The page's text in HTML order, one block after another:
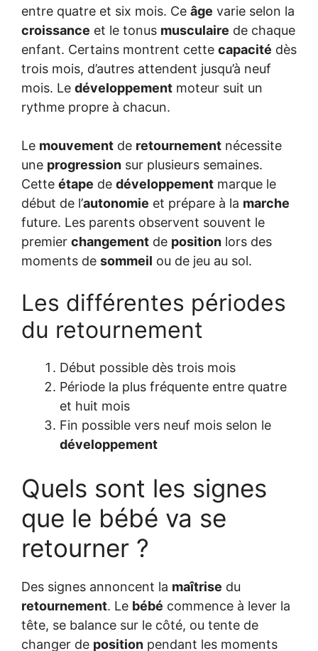
entre quatre et six mois. Ce âge varie selon la
croissance et le tonus musculaire de chaque
enfant. Certains montrent cette capacité dès
trois mois, d’autres attendent jusqu’à neuf
mois. Le développement moteur suit un
rythme propre à chacun.
Le mouvement de retournement nécessite
une progression sur plusieurs semaines.
Cette étape de développement marque le
début de l’autonomie et prépare à la marche
future. Les parents observent souvent le
premier changement de position lors des
moments de sommeil ou de jeu au sol.
Les différentes périodes
du retournement
Début possible dès trois mois
Période la plus fréquente entre quatre
et huit mois
Fin possible vers neuf mois selon le
développement
Quels sont les signes
que le bébé va se
retourner ?
Des signes annoncent la maîtrise du
retournement. Le bébé commence à lever la
tête, se balance sur le côté, ou tente de
changer de position pendant les moments